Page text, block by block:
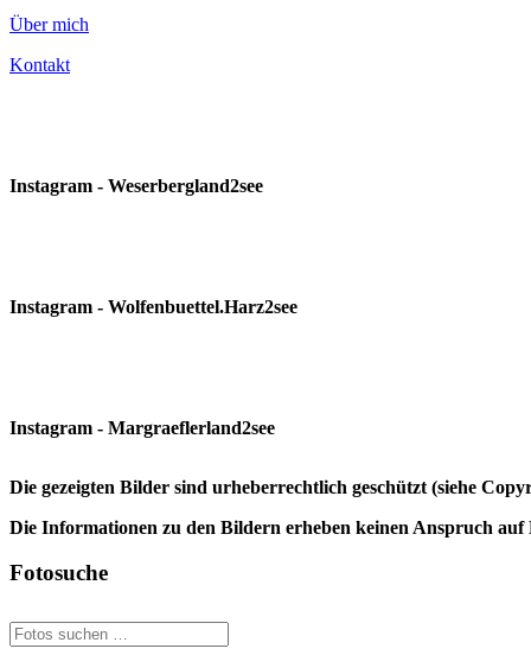
Über mich
Kontakt
Instagram - Weserbergland2see
Instagram - Wolfenbuettel.Harz2see
Instagram - Margraeflerland2see
Die gezeigten Bilder sind urheberrechtlich geschützt (siehe
Die Informationen zu den Bildern erheben keinen Anspruch
Fotosuche